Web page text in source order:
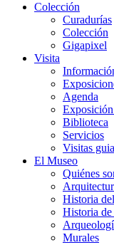
Colección
Curadurías
Colección
Gigapixel
Visita
Agenda
Biblioteca
Servicios
Visitas
El Museo
Quiénes
Historia
Historia
Murales